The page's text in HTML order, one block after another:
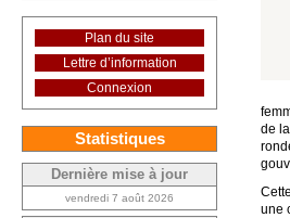
de
une
Plan du site
Lettre d’information
Connexion
Statistiques
Dernière mise à jour
vendredi 7 août 2026